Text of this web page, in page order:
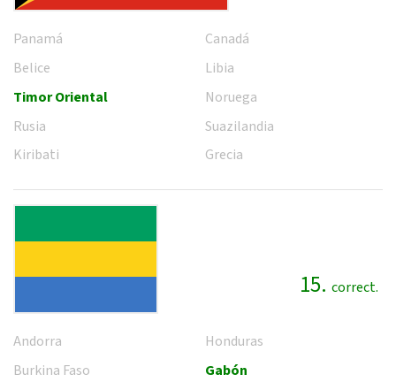
Panamá
Belice
Timor Oriental
Rusia
Kiribati
Canadá
Libia
Noruega
Suazilandia
Grecia
15. correct.
Andorra
Burkina Faso
Honduras
Gabón